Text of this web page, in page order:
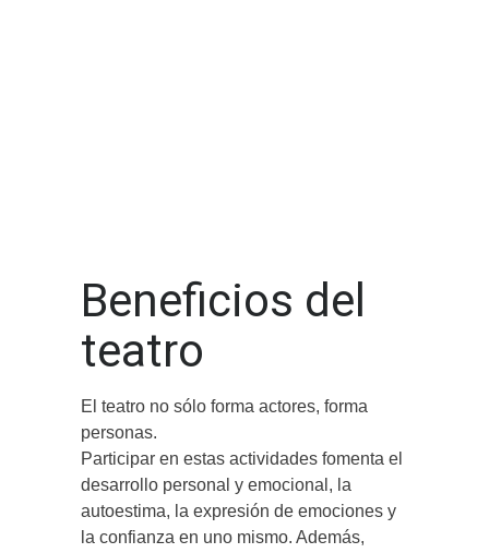
Beneficios del
teatro
El teatro no sólo forma actores, forma
personas.
Participar en estas actividades fomenta el
desarrollo personal y emocional, la
autoestima, la expresión de emociones y
la confianza en uno mismo. Además,